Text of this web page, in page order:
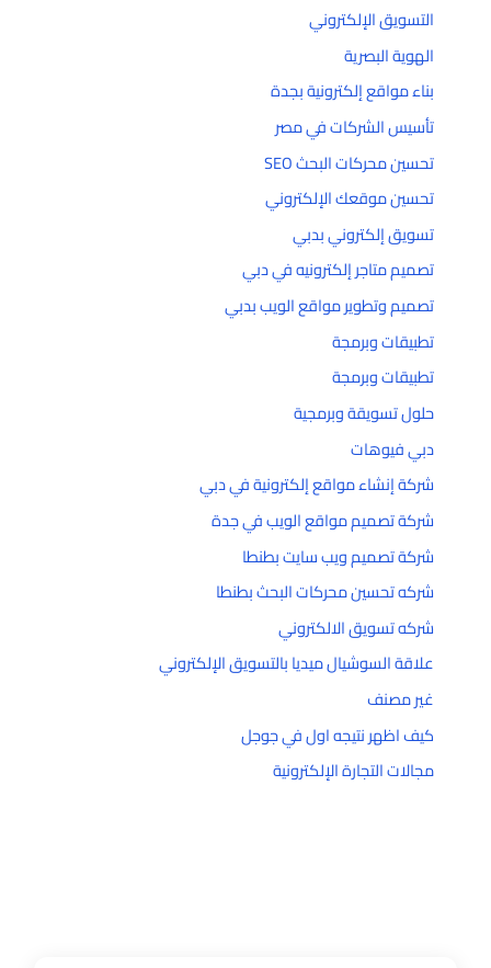
التسويق الإلكتروني
الهوية البصرية
بناء مواقع إلكترونية بجدة
تأسيس الشركات في مصر
تحسين محركات البحث SEO
تحسين موقعك الإلكتروني
تسويق إلكتروني بدبي
تصميم متاجر إلكترونيه في دبي
تصميم وتطوير مواقع الويب بدبي
تطبيقات وبرمجة
تطبيقات وبرمجة
حلول تسويقة وبرمجية
دبي فيوهات
شركة إنشاء مواقع إلكترونية في دبي
شركة تصميم مواقع الويب في جدة
شركة تصميم ويب سايت بطنطا
شركه تحسين محركات البحث بطنطا
شركه تسويق الالكتروني
علاقة السوشيال ميديا بالتسويق الإلكتروني
غير مصنف
كيف اظهر نتيجه اول في جوجل
مجالات التجارة الإلكترونية